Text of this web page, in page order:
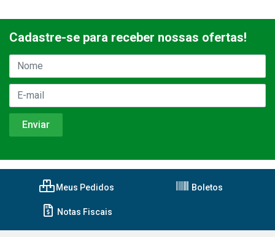
Cadastre-se para receber nossas ofertas!
Meus Pedidos Boletos
Notas Fiscais